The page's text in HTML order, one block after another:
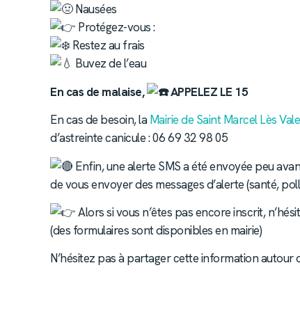
Nausées
Protégez-vous :
Restez au frais
Buvez de l’eau
En cas de malaise,
APPELEZ LE 15
En cas de besoin, laMairie de Saint Marcel Lès
d’astreinte canicule : 06 69 32 98 05
Enfin, une alerte SMS a été envoyée peu
de vous envoyer des messages d’alerte (santé,
Alors si vous n’êtes pas encore inscrit,
(des formulaires sont disponibles en mairie)
N’hésitez pas à partager cette information autour